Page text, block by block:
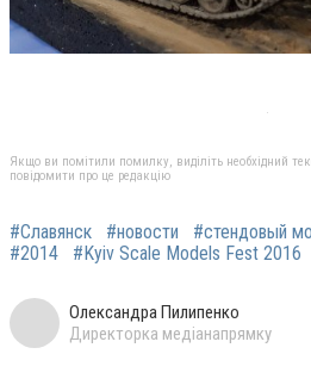
Якщо ви помітили помилку, виділіть необхідний
повідомити про це редакцію
#Славянск #новости #стендовый
#2014
#Kyiv Scale Models Fest 2016
Олександра Пилипенко
Директорка медіанапрямку